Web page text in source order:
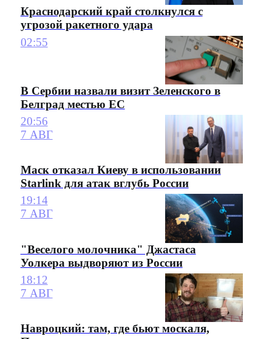
Краснодарский край столкнулся с
угрозой ракетного удара
02:55
В Сербии назвали визит Зеленского в
Белград местью ЕС
20:56
7 АВГ
Маск отказал Киеву в использовании
Starlink для атак вглубь России
19:14
7 АВГ
"Веселого молочника" Джастаса
Уолкера выдворяют из России
18:12
7 АВГ
Навроцкий: там, где бьют москаля,